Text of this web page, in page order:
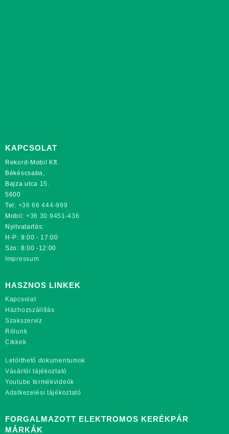
KAPCSOLAT
Rekord-Mobil Kft.
Békéscsaba,
Bajza utca 15.
5600
Tel: +36 66 444-999
Mobil: +36 30 9451-436
Nyitvatartás:
H-P: 9:00 - 17:00
Szo: 8:00 -12:00
Impressum
HASZNOS LINKEK
Kapcsolat
Házhozszállítás
Szakszerviz
Rólunk
Cikkek
Letölthető dokumentumok
Vásárlói tájékoztató
Youtube termékvideók
Adatkezelési tájékoztató
FORGALMAZOTT ELEKTROMOS KERÉKPÁR
MÁRKÁK